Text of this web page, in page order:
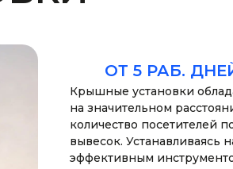
ОТ 5 РАБ.
Крышные установки
на значительном
количество посетителей
вывесок. Устанавливаясь
эффективным